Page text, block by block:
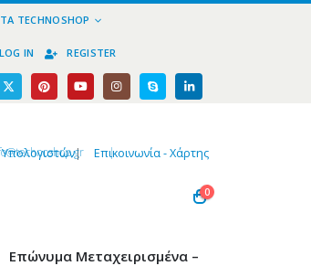
TECHNOSHOP
LOG IN REGISTER
|
| Επικοινωνία - Χάρτης
0
Επώνυμα Μεταχειρισμένα –